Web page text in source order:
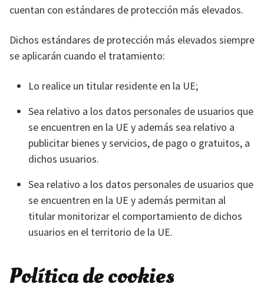
cuentan con estándares de protección más elevados.
Dichos estándares de protección más elevados siempre
se aplicarán cuando el tratamiento:
Lo realice un titular residente en la UE;
Sea relativo a los datos personales de usuarios que
se encuentren en la UE y además sea relativo a
publicitar bienes y servicios, de pago o gratuitos, a
dichos usuarios.
Sea relativo a los datos personales de usuarios que
se encuentren en la UE y además permitan al
titular monitorizar el comportamiento de dichos
usuarios en el territorio de la UE.
Política de cookies